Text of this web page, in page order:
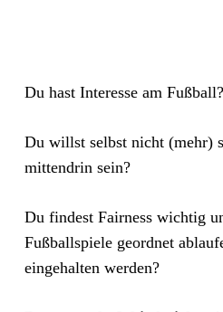
Du hast Interesse am Fußball?
Du willst selbst nicht (mehr)
mittendrin sein?
Du findest Fairness wichtig
Fußballspiele geordnet
eingehalten werden?